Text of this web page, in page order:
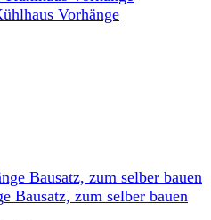
Vorhänge
Bausatz, zum selber bauen